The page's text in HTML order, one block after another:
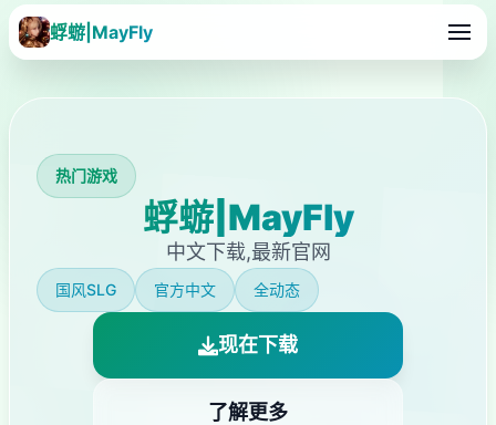
蜉蝣|MayFly
热门游戏
蜉蝣|MayFly
中文下载,最新官网
国风SLG 官方中文 全动态
现在下载
了解更多